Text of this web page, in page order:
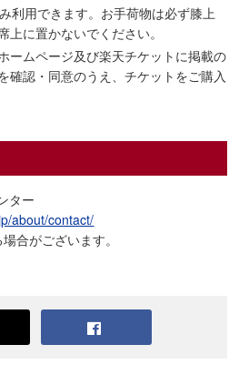
利用できます。お手荷物は必ず膝上
に置かないでください。
ームページ及び楽天チケットに掲載の
確認・同意のうえ、チケットをご購入
ター
about/contact/
合がございます。